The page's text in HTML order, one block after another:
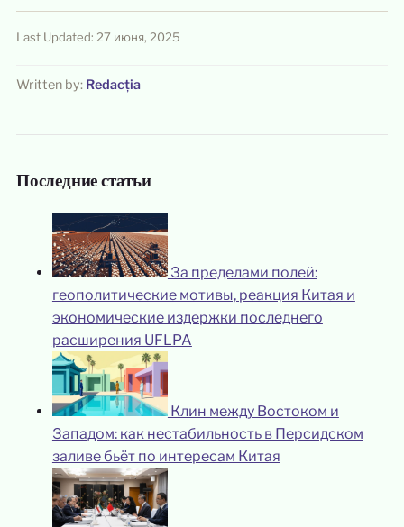
Last Updated: 27 июня, 2025
Written by: Redacția
Последние статьи
За пределами полей:
геополитические мотивы, реакция Китая и
экономические издержки последнего
расширения UFLPA
Клин между Востоком и
Западом: как нестабильность в Персидском
заливе бьёт по интересам Китая